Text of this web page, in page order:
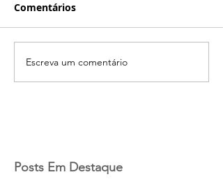
Comentários
Escreva um comentário
Posts Em Destaque